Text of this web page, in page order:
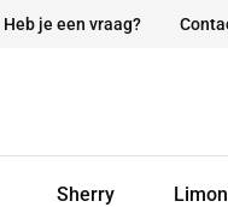
Heb je een vraag?
Sherry